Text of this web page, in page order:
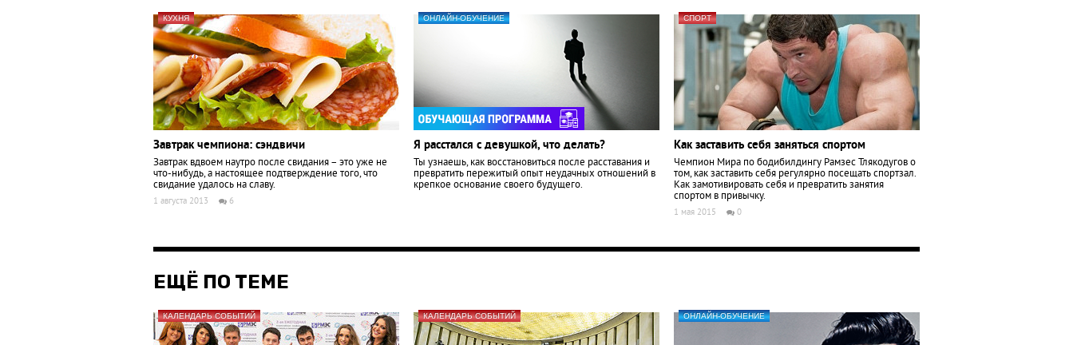
КУХНЯ
Завтрак чемпиона: сэндвичи
Завтрак вдвоем наутро после свидания – это уже не
что-нибудь, а настоящее подтверждение того, что
свидание удалось на славу.
1 августа 2013 6
ОНЛАЙН-ОБУЧЕНИЕ
Я расстался с девушкой, что делать?
Ты узнаешь, как восстановиться после расставания и
превратить пережитый опыт неудачных отношений в
крепкое основание своего будущего.
СПОРТ
Как заставить себя заняться спортом
Чемпион Мира по бодибилдингу Рамзес Тлякодугов о
том, как заставить себя регулярно посещать спортзал.
Как замотивировать себя и превратить занятия
спортом в привычку.
1 мая 2015 0
ЕЩЁ ПО ТЕМЕ
КАЛЕНДАРЬ СОБЫТИЙ КАЛЕНДАРЬ СОБЫТИЙ ОНЛАЙН-ОБУЧЕНИЕ